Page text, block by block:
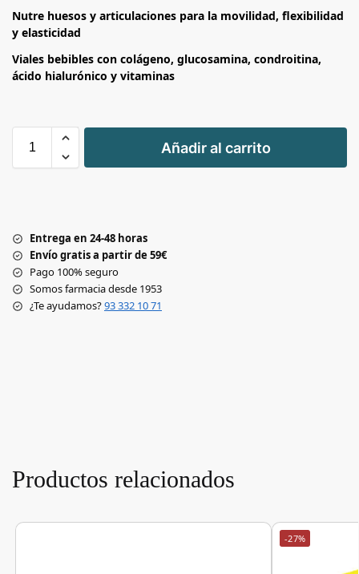
Nutre huesos y articulaciones para la movilidad, flexibilidad
y elasticidad
Viales bebibles con colágeno, glucosamina, condroitina,
ácido hialurónico y vitaminas
+
-
Añadir al carrito
Entrega en 24-48 horas
Envío gratis a partir de 59€
Pago 100% seguro
Somos farmacia desde 1953
¿Te ayudamos?93 332 10 71
Productos relacionados
-27%